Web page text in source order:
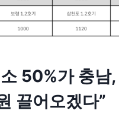
50%가 충남
끌어오겠다”